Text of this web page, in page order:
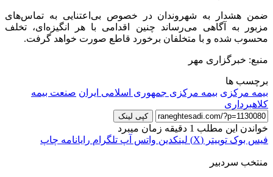
ضمن هشدار به شهروندان در خصوص بی‌اعتنایی به تماس‌های
مزبور به آگاهی می‌رساند چنین اقدامی با هر انگیزه‌ای، تخلف
محسوب شده و با متخلفان برخورد قاطع صورت خواهد گرفت.
منبع: خبرگزاری مهر
برچسب ها
بیمه مرکزی بیمه مرکزی جمهوری اسلامی ایران صنعت بیمه
کلاهبرداری
کپی لینک
خواندن این مطلب 1 دقیقه زمان میبرد
فیس بوک توییتر (X) لینکدین واتس آپ تلگرام رایانامه چاپ
منتخب سردبیر